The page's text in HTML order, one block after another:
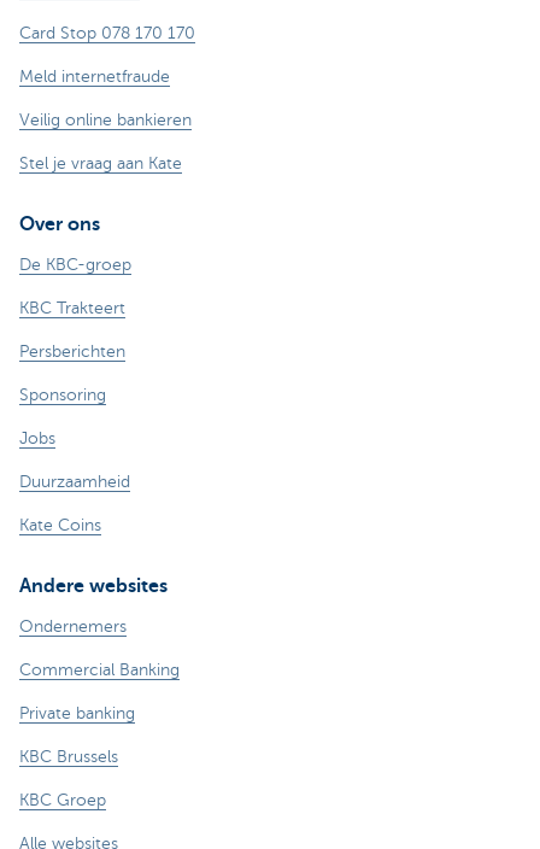
Card Stop 078 170 170
Meld internetfraude
Veilig online bankieren
Stel je vraag aan Kate
Over ons
De KBC-groep
KBC Trakteert
Persberichten
Sponsoring
Jobs
Duurzaamheid
Kate Coins
Andere websites
Ondernemers
Commercial Banking
Private banking
KBC Brussels
KBC Groep
Alle websites